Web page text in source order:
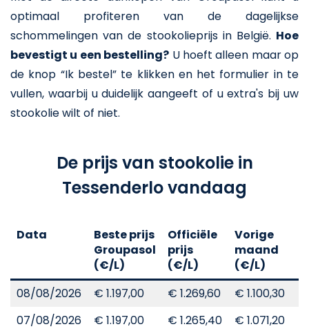
optimaal profiteren van de dagelijkse
schommelingen van de stookolieprijs in België. Hoe
bevestigt u een bestelling? U hoeft alleen maar op
de knop “Ik bestel” te klikken en het formulier in te
vullen, waarbij u duidelijk aangeeft of u extra's bij uw
stookolie wilt of niet.
De prijs van stookolie in
Tessenderlo vandaag
Data
Beste prijs
Groupasol
(€/L)
Officiële
prijs
(€/L)
Vorige
maand
(€/L)
08/08/2026
€ 1.197,00 € 1.269,60 € 1.100,30
07/08/2026
€ 1.197,00 € 1.265,40 € 1.071,20